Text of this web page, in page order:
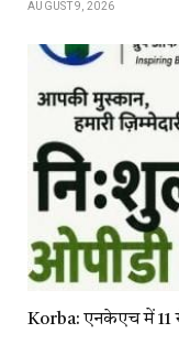
AUGUST 9, 2026
Korba: एनकेएच में 11